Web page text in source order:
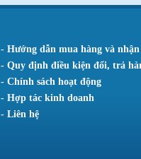
- Hướng dẫn mua hàng và
- Quy định điều kiện đổi, trả
- Chính sách hoạt động
- Hợp tác kinh doanh
- Liên hệ